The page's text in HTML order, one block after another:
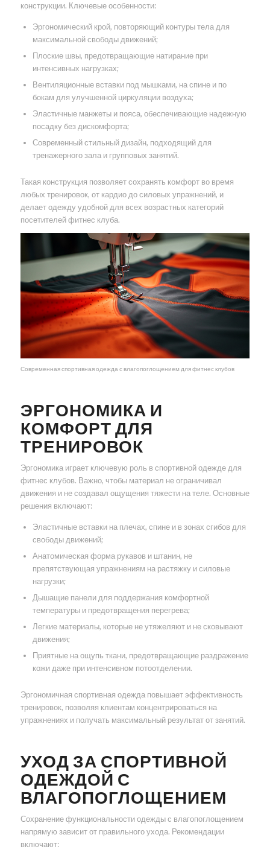
конструкции. Ключевые особенности:
Эргономический крой, повторяющий контуры тела для
максимальной свободы движений;
Плоские швы, предотвращающие натирание при
интенсивных нагрузках;
Вентиляционные вставки под мышками, на спине и по
бокам для улучшенной циркуляции воздуха;
Эластичные манжеты и пояса, обеспечивающие надежную
посадку без дискомфорта;
Современный стильный дизайн, подходящий для
тренажерного зала и групповых занятий.
Такая конструкция позволяет сохранять комфорт во время
любых тренировок, от кардио до силовых упражнений, и
делает одежду удобной для всех возрастных категорий
посетителей фитнес клуба.
Современная спортивная одежда с влагопоглощением для фитнес клубов
ЭРГОНОМИКА И
КОМФОРТ ДЛЯ
ТРЕНИРОВОК
Эргономика играет ключевую роль в спортивной одежде для
фитнес клубов. Важно, чтобы материал не ограничивал
движения и не создавал ощущения тяжести на теле. Основные
решения включают:
Эластичные вставки на плечах, спине и в зонах сгибов для
свободы движений;
Анатомическая форма рукавов и штанин, не
препятствующая упражнениям на растяжку и силовые
нагрузки;
Дышащие панели для поддержания комфортной
температуры и предотвращения перегрева;
Легкие материалы, которые не утяжеляют и не сковывают
движения;
Приятные на ощупь ткани, предотвращающие раздражение
кожи даже при интенсивном потоотделении.
Эргономичная спортивная одежда повышает эффективность
тренировок, позволяя клиентам концентрироваться на
упражнениях и получать максимальный результат от занятий.
УХОД ЗА СПОРТИВНОЙ
ОДЕЖДОЙ С
ВЛАГОПОГЛОЩЕНИЕМ
Сохранение функциональности одежды с влагопоглощением
напрямую зависит от правильного ухода. Рекомендации
включают: